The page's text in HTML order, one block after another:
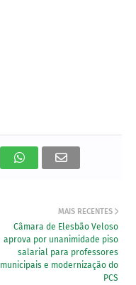
MAIS RECENTES
Câmara de Elesbão Veloso
aprova por unanimidade piso
salarial para professores
municipais e modernização do
PCS